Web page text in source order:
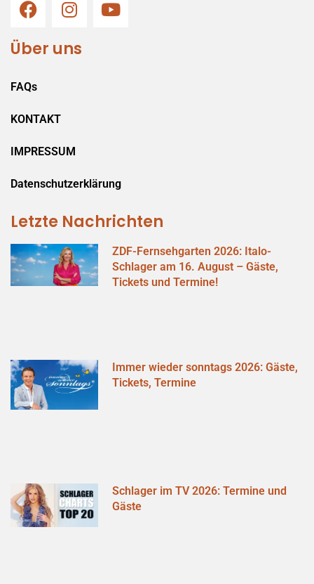
Über uns
FAQs
KONTAKT
IMPRESSUM
Datenschutzerklärung
Letzte Nachrichten
ZDF-Fernsehgarten 2026: Italo-
Schlager am 16. August – Gäste,
Tickets und Termine!
Immer wieder sonntags 2026: Gäste,
Tickets, Termine
Schlager im TV 2026: Termine und
Gäste